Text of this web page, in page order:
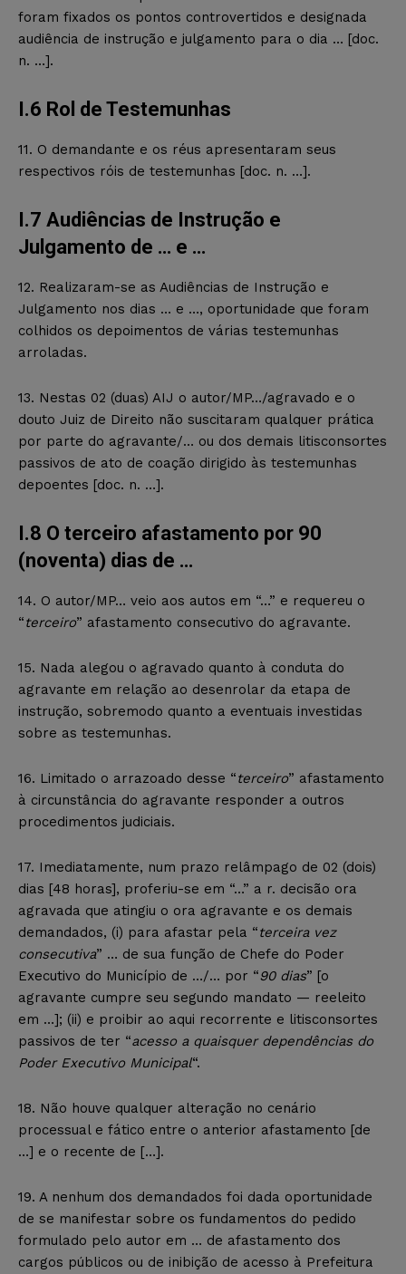
foram fixados os pontos controvertidos e designada
audiência de instrução e julgamento para o dia … [doc.
n. …].
I.6 Rol de Testemunhas
11. O demandante e os réus apresentaram seus
respectivos róis de testemunhas [doc. n. …].
I.7 Audiências de Instrução e
Julgamento de … e …
12. Realizaram-se as Audiências de Instrução e
Julgamento nos dias … e …, oportunidade que foram
colhidos os depoimentos de várias testemunhas
arroladas.
13. Nestas 02 (duas) AIJ o autor/MP…/agravado e o
douto Juiz de Direito não suscitaram qualquer prática
por parte do agravante/… ou dos demais litisconsortes
passivos de ato de coação dirigido às testemunhas
depoentes [doc. n. …].
I.8 O terceiro afastamento por 90
(noventa) dias de …
14. O autor/MP… veio aos autos em “…” e requereu o
“terceiro” afastamento consecutivo do agravante.
15. Nada alegou o agravado quanto à conduta do
agravante em relação ao desenrolar da etapa de
instrução, sobremodo quanto a eventuais investidas
sobre as testemunhas.
16. Limitado o arrazoado desse “terceiro” afastamento
à circunstância do agravante responder a outros
procedimentos judiciais.
17. Imediatamente, num prazo relâmpago de 02 (dois)
dias [48 horas], proferiu-se em “…” a r. decisão ora
agravada que atingiu o ora agravante e os demais
demandados, (i) para afastar pela “terceira vez
consecutiva” … de sua função de Chefe do Poder
Executivo do Município de …/… por “90 dias” [o
agravante cumpre seu segundo mandato — reeleito
em …]; (ii) e proibir ao aqui recorrente e litisconsortes
passivos de ter “acesso a quaisquer dependências do
Poder Executivo Municipal“.
18. Não houve qualquer alteração no cenário
processual e fático entre o anterior afastamento [de
…] e o recente de […].
19. A nenhum dos demandados foi dada oportunidade
de se manifestar sobre os fundamentos do pedido
formulado pelo autor em … de afastamento dos
cargos públicos ou de inibição de acesso à Prefeitura